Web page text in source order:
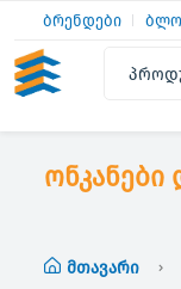
ბრენდები
ონკანები
Მთავარი